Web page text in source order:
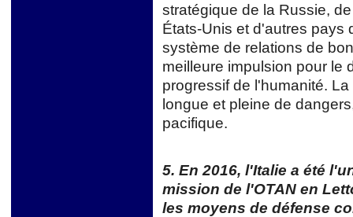
stratégique de la Russie,
États-Unis et d'autres pays
système de relations de
meilleure impulsion pour le
progressif de l'humanité.
longue et pleine de
pacifique.
5. En 2016, l'Italie a été
mission de l'OTAN en
les moyens de défense